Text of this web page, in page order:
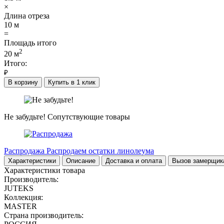
×
Длина отреза
10 м
=
Площадь итого
20 м2
Итого:
₽
В корзину
Купить в 1 клик
Не забудьте! Сопутствующие товары
Распродажа Распродаем остатки линолеума
Характеристики Описание Доставка и оплата Вызов
Характеристики товара
Производитель:
JUTEKS
Коллекция:
MASTER
Страна производитель: